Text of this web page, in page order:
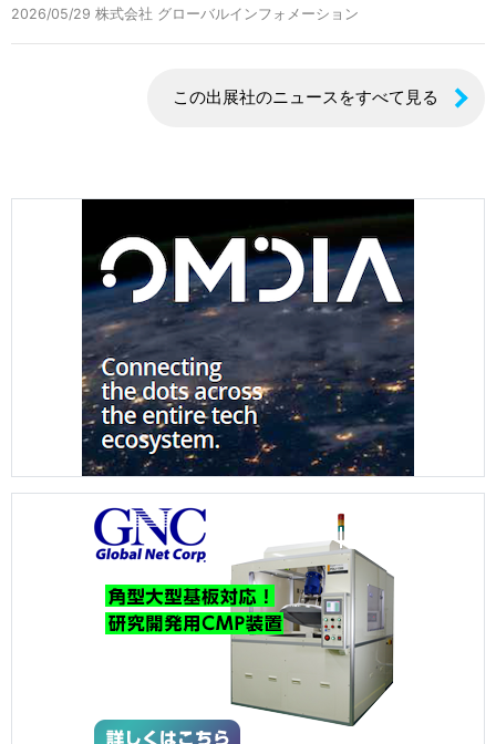
2026/05/29 株式会社 グローバルインフォメーション
この出展社のニュースをすべて見る